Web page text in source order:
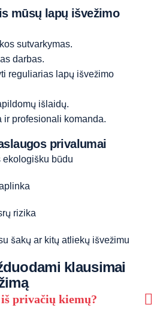
mūsų lapų išvežimo
sutvarkymas.
darbas.
reguliarias lapų išvežimo
išlaidų.
ir profesionali komanda.
privalumai
ekologišku būdu
rizika
šakų ar kitų atliekų išvežimu
klausimai
iš privačių kiemų?